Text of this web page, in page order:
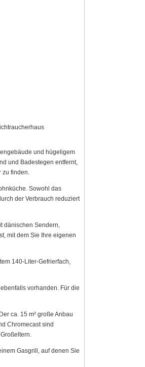
und hügeligem
und Badestegen entfernt,
zu finden.
Sowohl das
der Verbrauch reduziert
dänischen Sendern,
mit dem Sie Ihre eigenen
140-Liter-Gefrierfach,
vorhanden. Für die
ca. 15 m² große Anbau
Chromecast sind
Gasgrill, auf denen Sie